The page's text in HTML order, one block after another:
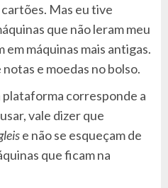
Mas eu tive
que não leram meu
em máquinas mais antigas.
e moedas no bolso.
plataforma corresponde a
vale dizer que
e não se esqueçam de
que ficam na